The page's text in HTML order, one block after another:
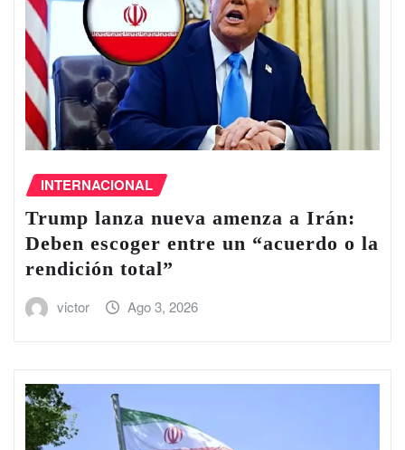
INTERNACIONAL
Trump lanza nueva amenza a Irán:
Deben escoger entre un “acuerdo o la
rendición total”
victor Ago 3, 2026